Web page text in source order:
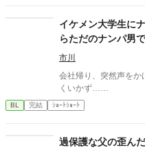
イケメン大学生に
らただのナンパ男
市川
会社帰り、突然声をか
くいかず……
BL 完結 ｼｮｰﾄｼｮｰﾄ
過保護な父の歪ん